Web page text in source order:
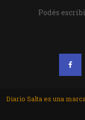
Podés
Diario Salta es una